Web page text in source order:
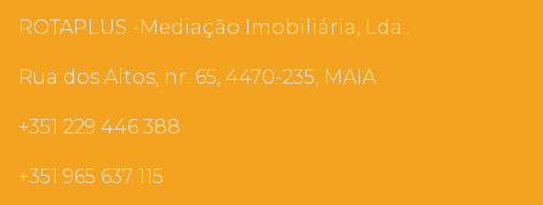
ROTAPLUS -Mediação Imobiliária, Lda..
Rua dos Altos, nr. 65, 4470-235, MAIA
+351 229 446 388
+351 965 637 115